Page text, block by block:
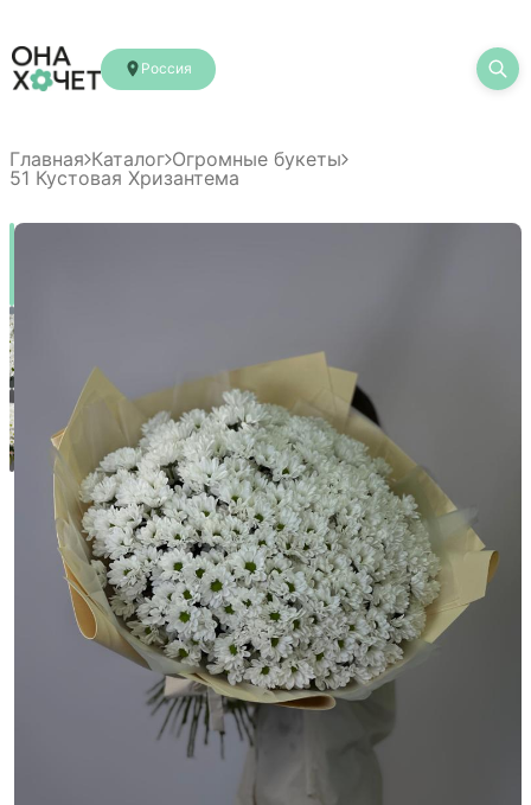
Россия
Главная Каталог Огромные букеты
51 Кустовая Хризантема